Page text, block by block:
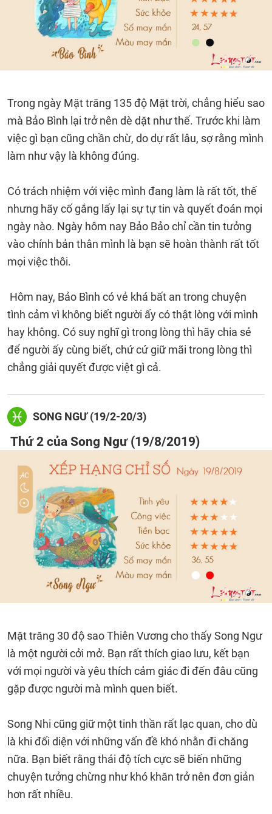
Trong ngày Mặt trăng 135 độ Mặt trời, chẳng hiểu sao
mà Bảo Bình lại trở nên dè dặt như thế. Trước khi làm
việc gì bạn cũng chần chừ, do dự rất lâu, sợ rằng mình
làm như vậy là không đúng.
Có trách nhiệm với việc mình đang làm là rất tốt, thế
nhưng hãy cố gắng lấy lại sự tự tin và quyết đoán mọi
ngày nào. Ngày hôm nay Bảo Bảo chỉ cần tin tưởng
vào chính bản thân mình là bạn sẽ hoàn thành rất tốt
mọi việc thôi.
Hôm nay, Bảo Bình có vẻ khá bất an trong chuyện
tình cảm vì không biết người ấy có thật lòng với mình
hay không. Có suy nghĩ gì trong lòng thì hãy chia sẻ
để người ấy cùng biết, chứ cứ giữ mãi trong lòng thì
chẳng giải quyết được việt gì cả.
SONG NGƯ (19/2-20/3)
Thứ 2 của Song Ngư (19/8/2019)
Mặt trăng 30 độ sao Thiên Vương cho thấy Song Ngư
là một người cởi mở. Bạn rất thích giao lưu, kết bạn
với mọi người và yêu thích cảm giác đi đến đâu cũng
gặp được người mà mình quen biết.
Song Nhi cũng giữ một tinh thần rất lạc quan, cho dù
là khi đối diện với những vấn đề khó nhằn đi chăng
nữa. Bạn biết rằng thái độ tích cực sẽ biến những
chuyện tưởng chừng như khó khăn trở nên đơn giản
hơn rất nhiều.